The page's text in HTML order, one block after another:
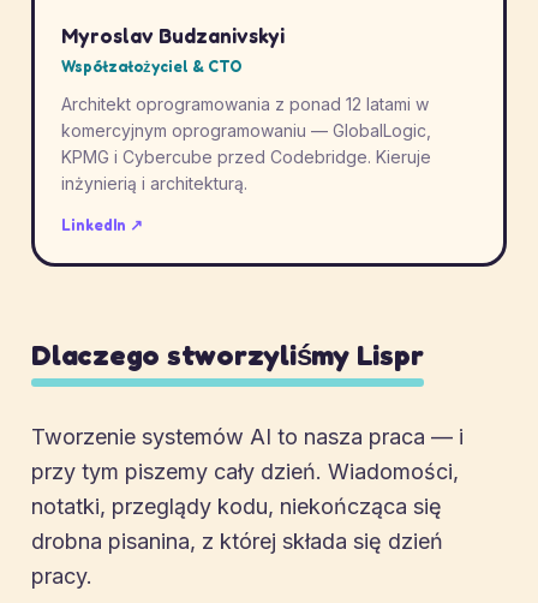
Myroslav Budzanivskyi
Współzałożyciel & CTO
Architekt oprogramowania z ponad 12 latami w
komercyjnym oprogramowaniu — GlobalLogic,
KPMG i Cybercube przed Codebridge. Kieruje
inżynierią i architekturą.
LinkedIn ↗
Dlaczego stworzyliśmy Lispr
Tworzenie systemów AI to nasza praca — i
przy tym piszemy cały dzień. Wiadomości,
notatki, przeglądy kodu, niekończąca się
drobna pisanina, z której składa się dzień
pracy.